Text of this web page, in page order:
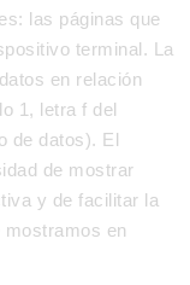
las páginas que
terminal. La
en relación
1, letra f del
de datos). El
de mostrar
y de facilitar la
en